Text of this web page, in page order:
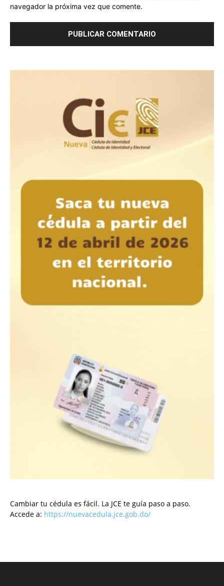
navegador la próxima vez que comente.
Cambiar tu cédula es fácil. La JCE te guía paso a paso.
Accede a: https://nuevacedula.jce.gob.do/